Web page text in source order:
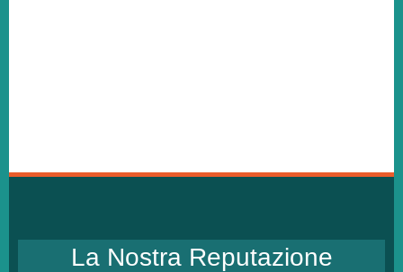
La Nostra Reputazione